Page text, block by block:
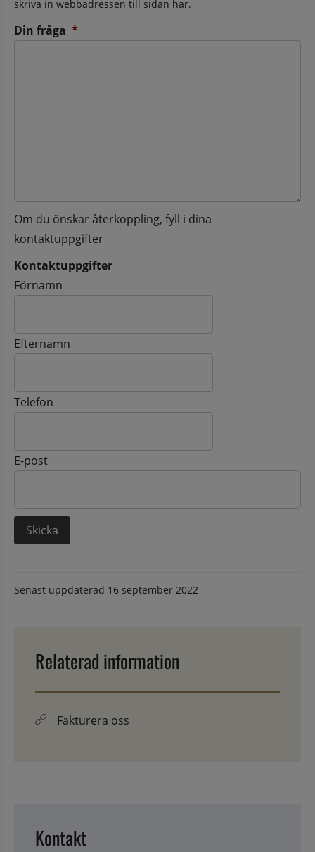
skriva in webbadressen till sidan här.
Din fråga *
Om du önskar återkoppling, fyll i dina
kontaktuppgifter
Kontaktuppgifter
Kontaktuppgifter
Förnamn
Efternamn
Telefon
E-post
Senast uppdaterad 16 september 2022
Relaterad information
Fakturera oss
Kontakt